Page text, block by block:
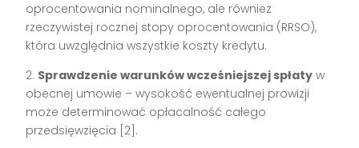
oprocentowania nominalnego, ale również
rzeczywistej rocznej stopy oprocentowania (RRSO),
która uwzględnia wszystkie koszty kredytu.
2. Sprawdzenie warunków wcześniejszej spłaty w
obecnej umowie – wysokość ewentualnej prowizji
może determinować opłacalność całego
przedsięwzięcia [2].